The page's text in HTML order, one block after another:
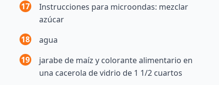
17
Instrucciones para microondas: mezclar
azúcar
18
agua
19
jarabe de maíz y colorante alimentario en
una cacerola de vidrio de 1 1/2 cuartos